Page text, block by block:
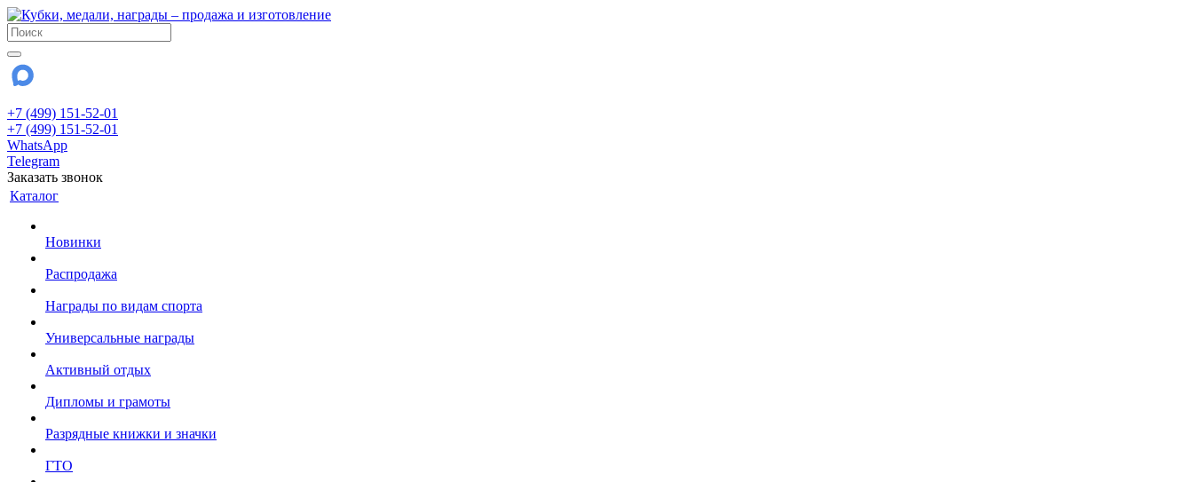
+7 (499) 151-52-01
+7 (499) 151-52-01
WhatsApp
Telegram
Заказать звонок
Каталог
Новинки
Распродажа
Награды по видам спорта
Универсальные награды
Активный отдых
Дипломы и грамоты
Разрядные книжки и значки
ГТО